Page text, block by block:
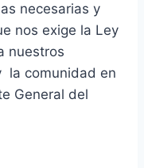
necesarias y
nos exige la Ley
nuestros
la comunidad en
General del